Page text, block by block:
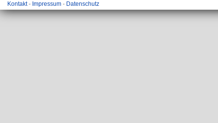
Kontakt- Impressum - Datenschutz